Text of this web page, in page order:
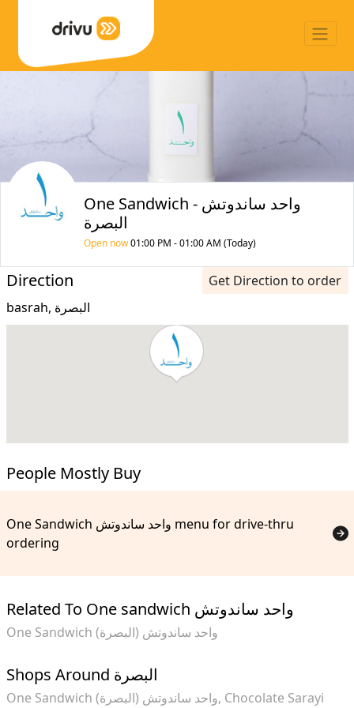
One Sandwich واحد ساندوتش -
البصرة
Open now01:00 PM - 01:00 AM (Today)
Direction
Get Direction to order
basrah, البصرة
People Mostly Buy
One Sandwich واحد ساندوتش menu for drive-thru
ordering
Related To One sandwich واحد ساندوتش
One Sandwich واحد ساندوتش (البصرة)
Shops Around البصرة
One Sandwich واحد ساندوتش (البصرة) Chocolate Sarayi